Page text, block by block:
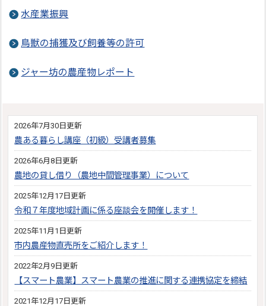
水産業振興
鳥獣の捕獲及び飼養等の許可
ジャー坊の農産物レポート
2026年7月30日更新
農ある暮らし講座（初級）受講者募集
2026年6月8日更新
農地の貸し借り（農地中間管理事業）について
2025年12月17日更新
令和７年度地域計画に係る座談会を開催します！
2025年11月1日更新
市内農産物直売所をご紹介します！
2022年2月9日更新
【スマート農業】スマート農業の推進に関する連携協定を締結
2021年12月17日更新